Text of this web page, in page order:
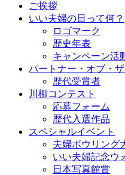
ご挨拶
いい夫婦の日って何？
ロゴマーク
歴史年表
キャンペーン活
パートナー・オブ・
歴代受賞者
川柳コンテスト
応募フォーム
歴代入選作品
スペシャルイベント
夫婦ボウリング
いい夫婦記念ウ
日本写真館賞